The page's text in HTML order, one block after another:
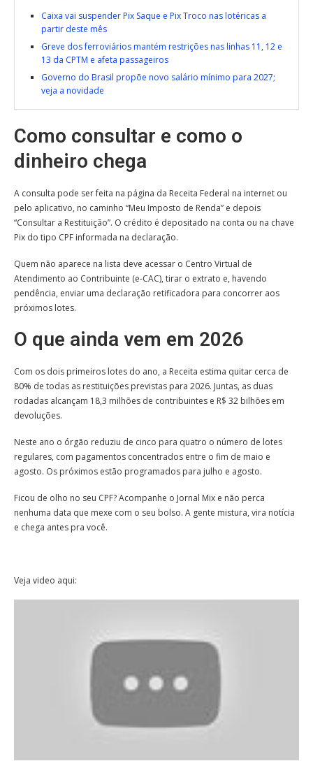
Caixa vai suspender Pix Saque e Pix Troco nas lotéricas a
partir deste mês
Greve dos ferroviários mantém restrições nas linhas 11, 12 e
13 da CPTM e afeta passageiros
Governo do Brasil propõe novo salário mínimo para 2027;
veja a novidade
Como consultar e como o
dinheiro chega
A consulta pode ser feita na página da Receita Federal na internet ou
pelo aplicativo, no caminho “Meu Imposto de Renda” e depois
“Consultar a Restituição”. O crédito é depositado na conta ou na chave
Pix do tipo CPF informada na declaração.
Quem não aparece na lista deve acessar o Centro Virtual de
Atendimento ao Contribuinte (e-CAC), tirar o extrato e, havendo
pendência, enviar uma declaração retificadora para concorrer aos
próximos lotes.
O que ainda vem em 2026
Com os dois primeiros lotes do ano, a Receita estima quitar cerca de
80% de todas as restituições previstas para 2026. Juntas, as duas
rodadas alcançam 18,3 milhões de contribuintes e R$ 32 bilhões em
devoluções.
Neste ano o órgão reduziu de cinco para quatro o número de lotes
regulares, com pagamentos concentrados entre o fim de maio e
agosto. Os próximos estão programados para julho e agosto.
Ficou de olho no seu CPF? Acompanhe o Jornal Mix e não perca
nenhuma data que mexe com o seu bolso. A gente mistura, vira notícia
e chega antes pra você.
Veja video aqui: